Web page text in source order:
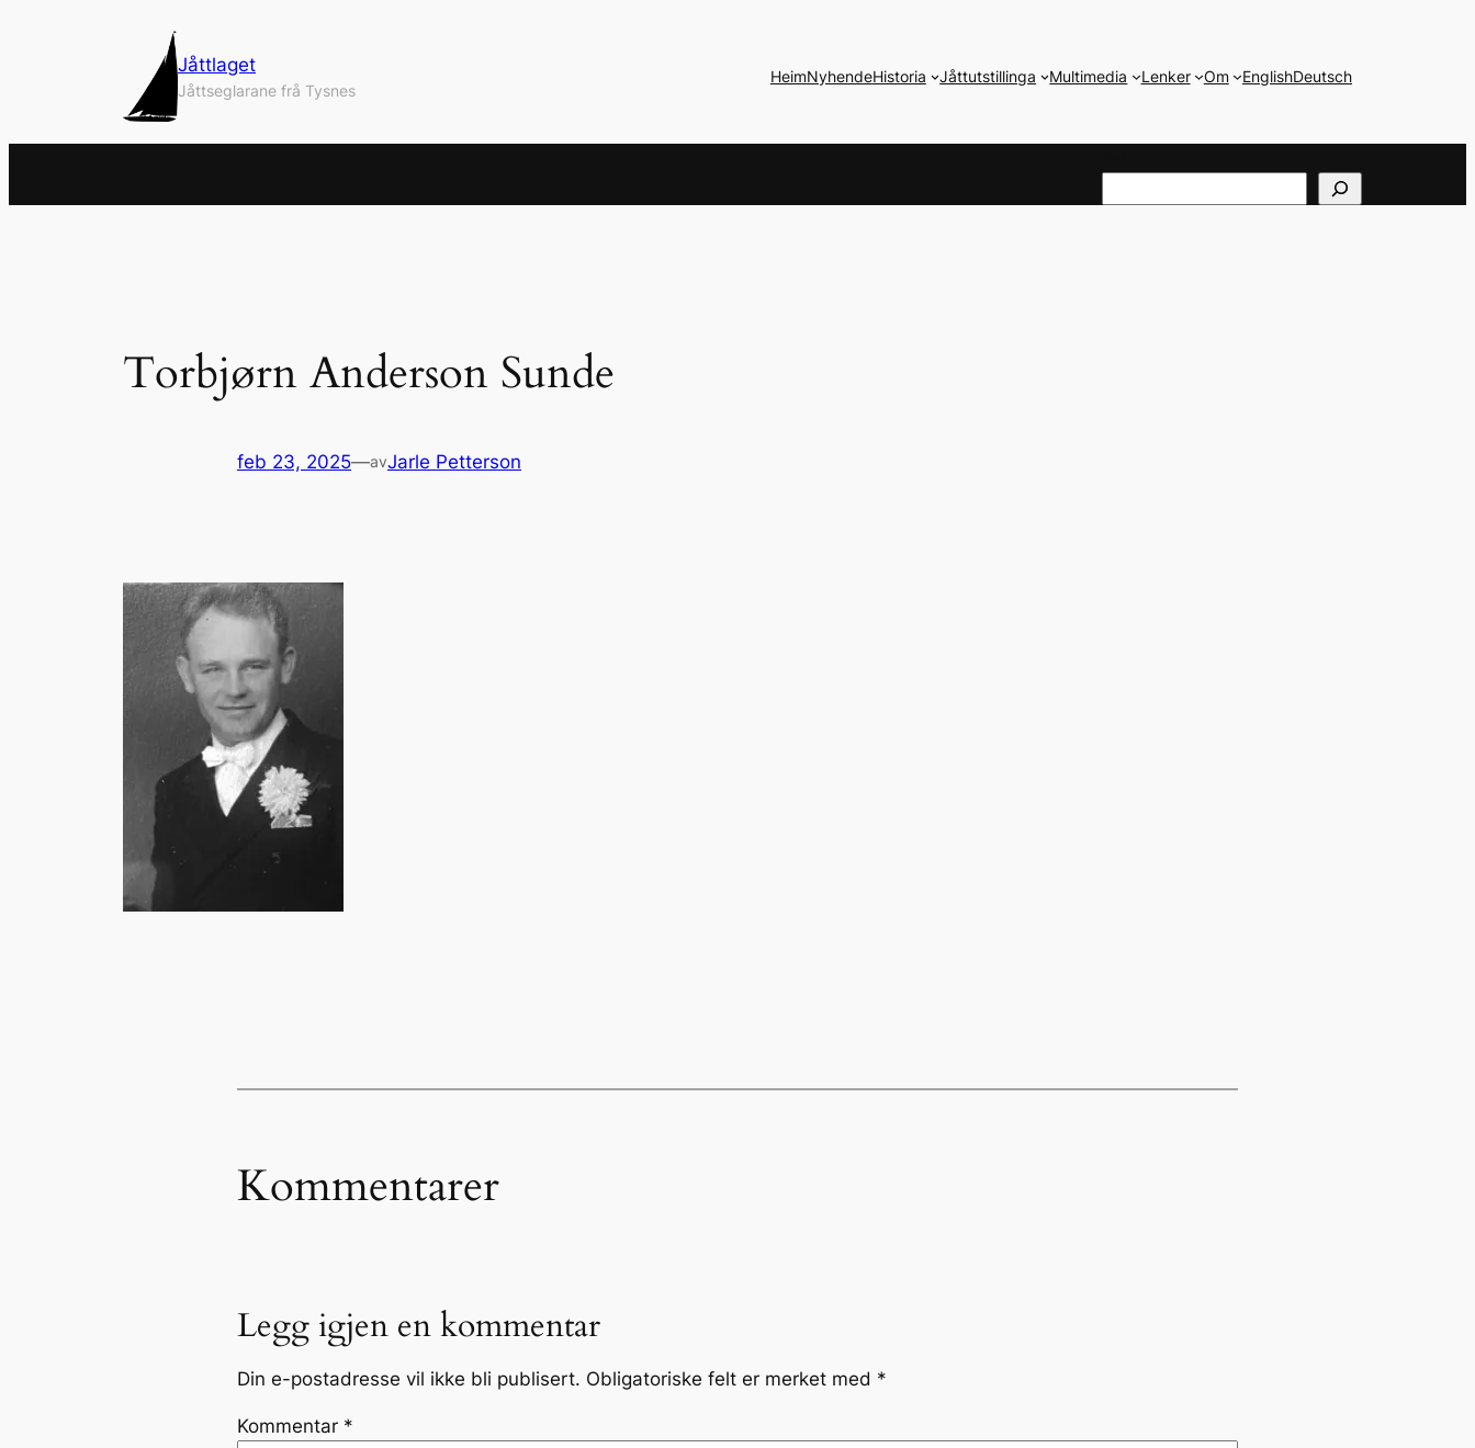
Jåttlaget
Jåttseglarane frå Tysnes
HeimNyhendeHistoria Jåttutstillinga Multimedia Lenker Om EnglishDeutsch
Torbjørn Anderson Sunde
feb 23, 2025—avJarle Petterson
Kommentarer
Legg igjen en kommentar
Din e-postadresse vil ikke bli publisert. Obligatoriske felt er merket med *
Kommentar *